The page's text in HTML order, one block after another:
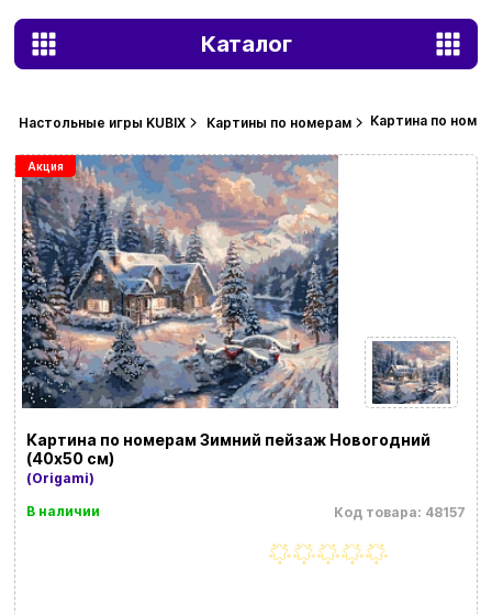
Каталог
Настольные игры KUBIX Картины по номерам Картина по
Акция
Картина по номерам Зимний пейзаж Новогодний
(40х50 см)
(Origami)
Код товара: 48157
В наличии